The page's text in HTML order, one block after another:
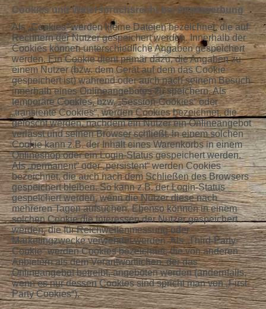
Cookies und Widerspruchsrecht bei Direktwerbung
Als „Cookies“ werden kleine Dateien bezeichnet, die auf
Rechnern der Nutzer gespeichert werden. Innerhalb der
Cookies können unterschiedliche Angaben gespeichert
werden. Ein Cookie dient primär dazu, die Angaben zu
einem Nutzer (bzw. dem Gerät auf dem das Cookie
gespeichert ist) während oder auch nach seinem Besuch
innerhalb eines Onlineangebotes zu speichern. Als
temporäre Cookies, bzw. „Session-Cookies“ oder
„transiente Cookies“, werden Cookies bezeichnet, die
gelöscht werden, nachdem ein Nutzer ein Onlineangebot
verlässt und seinen Browser schließt. In einem solchen
Cookie kann z.B. der Inhalt eines Warenkorbs in einem
Onlineshop oder ein Login-Status gespeichert werden.
Als „permanent“ oder „persistent“ werden Cookies
bezeichnet, die auch nach dem Schließen des Browsers
gespeichert bleiben. So kann z.B. der Login-Status
gespeichert werden, wenn die Nutzer diese nach
mehreren Tagen aufsuchen. Ebenso können in einem
solchen Cookie die Interessen der Nutzer gespeichert
werden, die für Reichweitenmessung oder
Marketingzwecke verwendet werden. Als „Third-Party-
Cookie“ werden Cookies bezeichnet, die von anderen
Anbietern als dem Verantwortlichen, der das
Onlineangebot betreibt, angeboten werden (andernfalls,
wenn es nur dessen Cookies sind spricht man von „First-
Party Cookies“).